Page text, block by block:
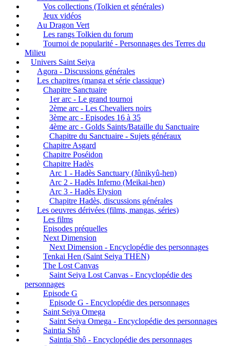
Vos collections (Tolkien et générales)
Jeux vidéos
Au Dragon Vert
Les rangs Tolkien du forum
Tournoi de popularité - Personnages des Terres du
Milieu
Univers Saint Seiya
Agora - Discussions générales
Les chapitres (manga et série classique)
Chapitre Sanctuaire
1er arc - Le grand tournoi
2ème arc - Les Chevaliers noirs
3ème arc - Episodes 16 à 35
4ème arc - Golds Saints/Bataille du Sanctuaire
Chapitre du Sanctuaire - Sujets généraux
Chapitre Asgard
Chapitre Poséidon
Chapitre Hadès
Arc 1 - Hadès Sanctuary (Jûnikyû-hen)
Arc 2 - Hadès Inferno (Meikai-hen)
Arc 3 - Hadès Elysion
Chapitre Hadès, discussions générales
Les oeuvres dérivées (films, mangas, séries)
Les films
Episodes préquelles
Next Dimension
Next Dimension - Encyclopédie des personnages
Tenkai Hen (Saint Seiya THEN)
The Lost Canvas
Saint Seiya Lost Canvas - Encyclopédie des
personnages
Episode G
Episode G - Encyclopédie des personnages
Saint Seiya Omega
Saint Seiya Omega - Encyclopédie des personnages
Saintia Shô
Saintia Shô - Encyclopédie des personnages